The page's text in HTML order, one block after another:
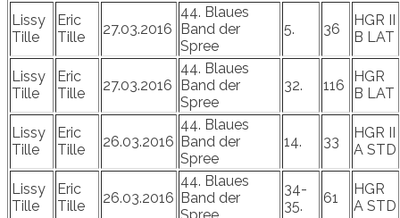
Lissy
Tille
Eric
Tille
27.03.2016
44. Blaues
Band der
Spree
5. 36
HGR II
B LAT
Lissy
Tille
Eric
Tille
27.03.2016
44. Blaues
Band der
Spree
32. 116
HGR
B LAT
Lissy
Tille
Eric
Tille
26.03.2016
44. Blaues
Band der
Spree
14. 33
HGR II
A STD
Lissy
Tille
Eric
Tille
26.03.2016
44. Blaues
Band der
34-
35.
61
HGR
A STD